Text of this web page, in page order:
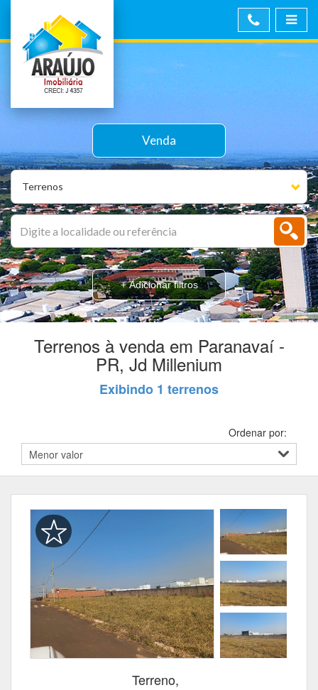
Terrenos
Venda
+ Adicionar filtros
Terrenos à venda em Paranavaí -
PR, Jd Millenium
Exibindo 1 terrenos
Ordenar por:
Terreno,